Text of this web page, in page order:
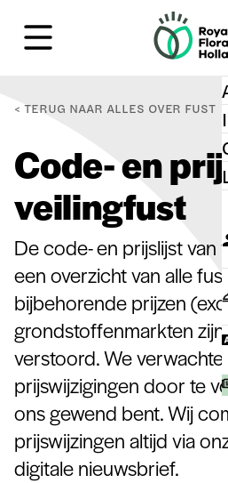
TERUG NAAR ALLES OVER FUST
Code- en
veilingfust
De code- en prijslijst van
een overzicht van alle
bijbehorende prijzen
grondstoffenmarkten
verstoord. We
prijswijzigingen door te
ons gewend bent. Wij
prijswijzingen altijd via
digitale nieuwsbrief.